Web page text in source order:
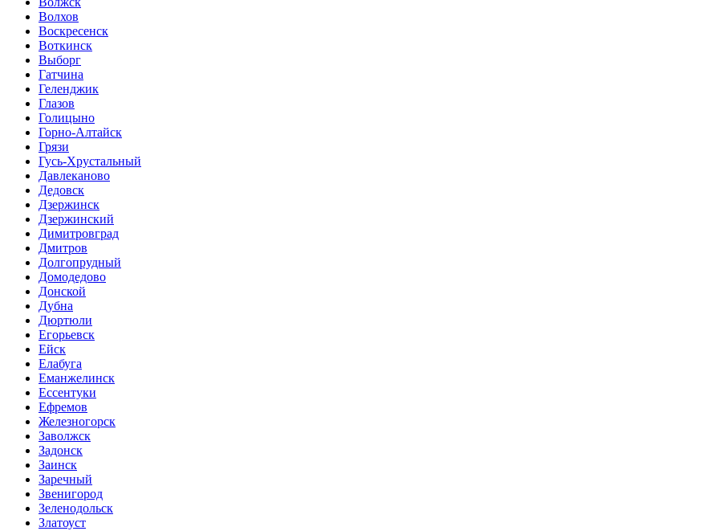
Волхов
Воскресенск
Воткинск
Выборг
Гатчина
Геленджик
Глазов
Голицыно
Горно-Алтайск
Грязи
Гусь-Хрустальный
Давлеканово
Дедовск
Дзержинск
Дзержинский
Димитровград
Дмитров
Долгопрудный
Домодедово
Донской
Дубна
Дюртюли
Егорьевск
Ейск
Елабуга
Еманжелинск
Ессентуки
Ефремов
Железногорск
Заволжск
Задонск
Заинск
Заречный
Звенигород
Зеленодольск
Златоуст